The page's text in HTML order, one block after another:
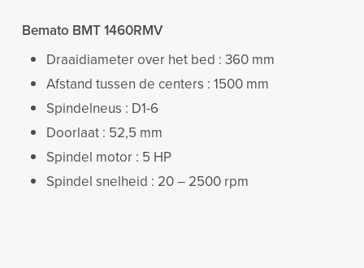
Bemato BMT 1460RMV
Draaidiameter over het bed : 360 mm
Afstand tussen de centers : 1500 mm
Spindelneus : D1-6
Doorlaat : 52,5 mm
Spindel motor : 5 HP
Spindel snelheid : 20 – 2500 rpm